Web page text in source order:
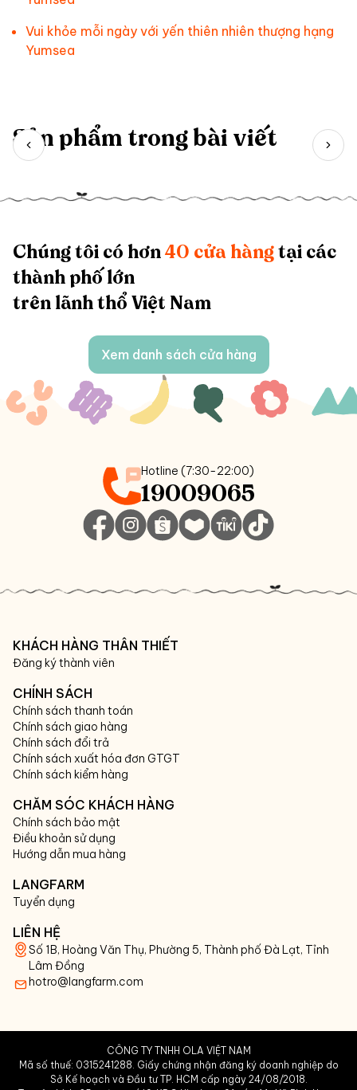
Vui khỏe mỗi ngày với yến thiên nhiên thượng hạng
Yumsea
Sản phẩm trong bài viết
Chúng tôi có hơn 40 cửa hàng tại các
thành phố lớn
trên lãnh thổ Việt Nam
Xem danh sách cửa hàng
Hotline (7:30-22:00)
19009065
KHÁCH HÀNG THÂN THIẾT
Đăng ký thành viên
CHÍNH SÁCH
Chính sách thanh toán
Chính sách giao hàng
Chính sách đổi trả
Chính sách xuất hóa đơn GTGT
Chính sách kiểm hàng
CHĂM SÓC KHÁCH HÀNG
Chính sách bảo mật
Điều khoản sử dụng
Hướng dẫn mua hàng
LANGFARM
Tuyển dụng
LIÊN HỆ
Số 1B, Hoàng Văn Thụ, Phường 5, Thành phố Đà Lạt, Tỉnh
Lâm Đồng
hotro@langfarm.com
CÔNG TY TNHH OLA VIỆT NAM
Mã số thuế: 0315241288. Giấy chứng nhận đăng ký doanh nghiệp do
Sở Kế hoạch và Đầu tư TP. HCM cấp ngày 24/08/2018.